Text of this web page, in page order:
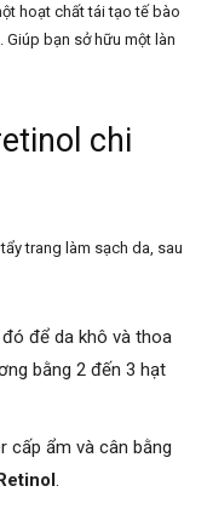
hoạt chất tái tạo tế bào
bạn sở hữu một làn
chi
trang làm sạch da, sau
để da khô và thoa
bằng 2 đến 3 hạt
cấp ẩm và cân bằng
.